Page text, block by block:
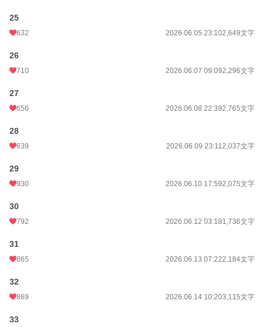
25
632 2026.06.05 23:102,649文字
26
710 2026.06.07 09:092,296文字
27
656 2026.06.08 22:392,765文字
28
639 2026.06.09 23:112,037文字
29
930 2026.06.10 17:592,075文字
30
792 2026.06.12 03:181,736文字
31
865 2026.06.13 07:222,184文字
32
869 2026.06.14 10:203,115文字
33